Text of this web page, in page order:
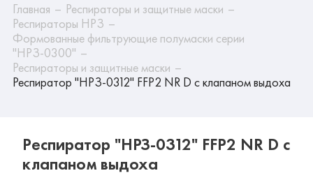
Главная
Респираторы и защитные маски
Респираторы НРЗ
Формованные фильтрующие полумаски серии
"НРЗ-0300"
Респираторы и защитные маски
Респиратор "НРЗ-0312" FFP2 NR D с клапаном выдоха
Респиратор "НРЗ-0312" FFP2 NR D с
клапаном выдоха